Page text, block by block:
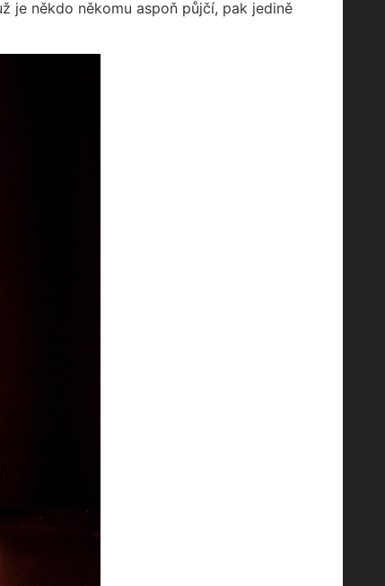
je někdo někomu aspoň půjčí, pak jedině